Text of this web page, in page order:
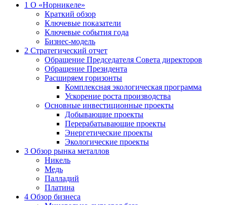
1 О «Норникеле»
Краткий обзор
Ключевые показатели
Ключевые события года
Бизнес-модель
2 Стратегический отчет
Обращение Председателя Совета директоров
Обращение Президента
Расширяем горизонты
Комплексная экологическая программа
Ускорение роста производства
Основные инвестиционные проекты
Добывающие проекты
Перерабатывающие проекты
Энергетические проекты
Экологические проекты
3 Обзор рынка металлов
Никель
Медь
Палладий
Платина
4 Обзор бизнеса